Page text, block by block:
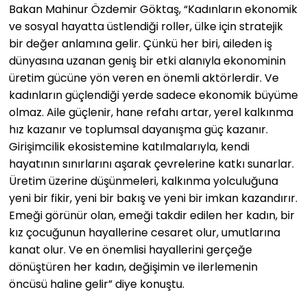
Bakan Mahinur Özdemir Göktaş, “Kadınların ekonomik
ve sosyal hayatta üstlendiği roller, ülke için stratejik
bir değer anlamına gelir. Çünkü her biri, aileden iş
dünyasına uzanan geniş bir etki alanıyla ekonominin
üretim gücüne yön veren en önemli aktörlerdir. Ve
kadınların güçlendiği yerde sadece ekonomik büyüme
olmaz. Aile güçlenir, hane refahı artar, yerel kalkınma
hız kazanır ve toplumsal dayanışma güç kazanır.
Girişimcilik ekosistemine katılmalarıyla, kendi
hayatının sınırlarını aşarak çevrelerine katkı sunarlar.
Üretim üzerine düşünmeleri, kalkınma yolculuğuna
yeni bir fikir, yeni bir bakış ve yeni bir imkan kazandırır.
Emeği görünür olan, emeği takdir edilen her kadın, bir
kız çocuğunun hayallerine cesaret olur, umutlarına
kanat olur. Ve en önemlisi hayallerini gerçeğe
dönüştüren her kadın, değişimin ve ilerlemenin
öncüsü haline gelir” diye konuştu.